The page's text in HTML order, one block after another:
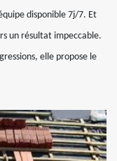
disponible 7j/7. Et
un résultat impeccable.
elle propose le